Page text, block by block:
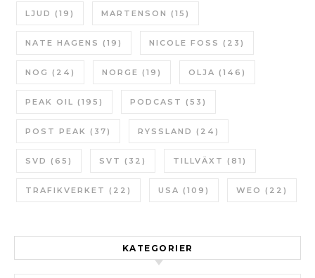
LJUD (19) MARTENSON (15)
NATE HAGENS (19) NICOLE FOSS (23)
NOG (24) NORGE (19) OLJA (146)
PEAK OIL (195) PODCAST (53)
POST PEAK (37) RYSSLAND (24)
SVD (65) SVT (32) TILLVÄXT (81)
TRAFIKVERKET (22) USA (109) WEO (22)
KATEGORIER